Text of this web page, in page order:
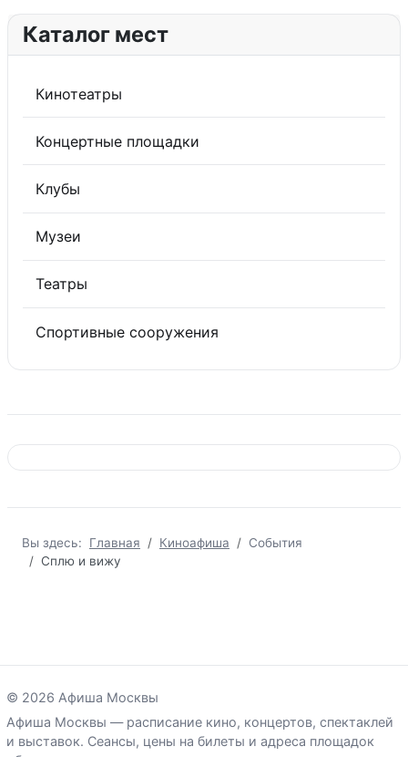
Каталог мест
Кинотеатры
Концертные площадки
Клубы
Музеи
Театры
Спортивные сооружения
Вы здесь: Главная Киноафиша
События
Сплю и вижу
© 2026 Афиша Москвы
Афиша Москвы — расписание кино, концертов, спектаклей
и выставок. Сеансы, цены на билеты и адреса площадок